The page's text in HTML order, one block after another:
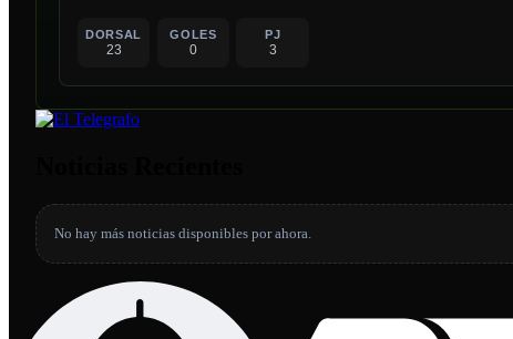
DORSAL
23
GOLES
0
PJ
3
No hay más noticias disponibles por ahora.